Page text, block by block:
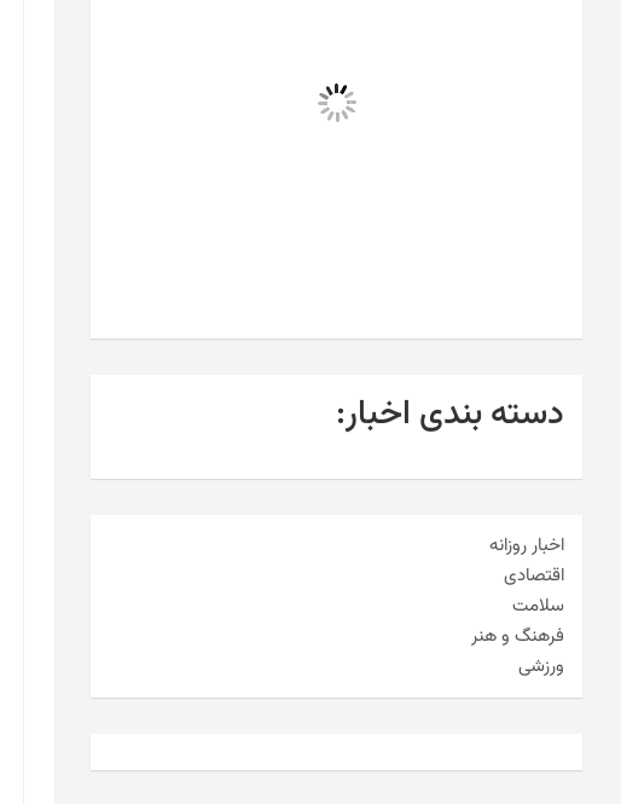
دسته بندی اخبار:
اخبار روزانه
اقتصادی
سلامت
فرهنگ و هنر
ورزشی